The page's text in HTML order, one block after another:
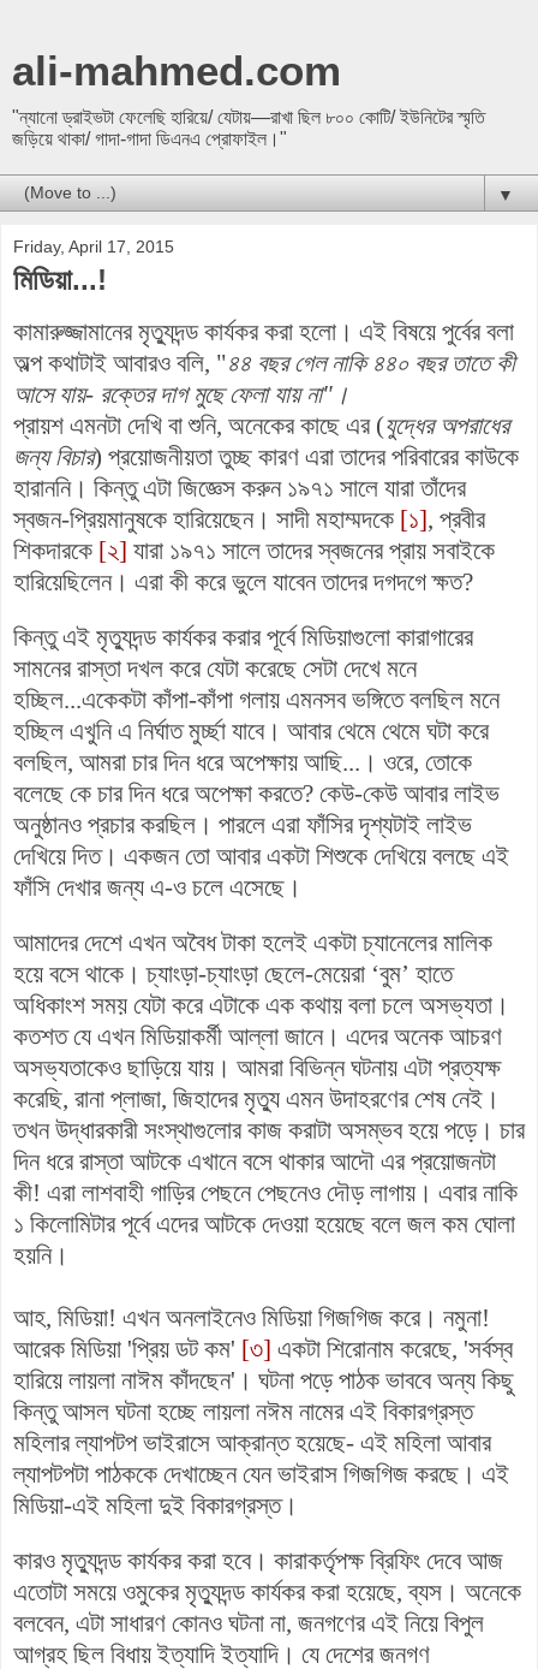
ali-mahmed.com
"ন্যানো ড্রাইভটা ফেলেছি হারিয়ে/ যেটায়—রাখা ছিল ৮০০ কোটি/ ইউনিটের স্মৃতি
জড়িয়ে থাকা/ গাদা-গাদা ডিএনএ প্রোফাইল।"
▼
Friday, April 17, 2015
মিডিয়া...!
কামারুজ্জামানের মৃত্যুদন্ড কার্যকর করা হলো। এই বিষয়ে পুর্বের বলা
অল্প কথাটাই আবারও বলি, "৪৪ বছর গেল নাকি ৪৪০ বছর তাতে কী
আসে যায়- রক্তের দাগ মুছে ফেলা যায় না"।
প্রায়শ এমনটা দেখি বা শুনি, অনেকের কাছে এর (যুদ্ধের অপরাধের
জন্য বিচার) প্রয়োজনীয়তা তুচ্ছ কারণ এরা তাদের পরিবারের কাউকে
হারাননি। কিন্তু এটা জিজ্ঞেস করুন ১৯৭১ সালে যারা তাঁদের
স্বজন-প্রিয়মানুষকে হারিয়েছেন। সাদী মহাম্মদকে [১], প্রবীর
শিকদারকে [২] যারা ১৯৭১ সালে তাদের স্বজনের প্রায় সবাইকে
হারিয়েছিলেন। এরা কী করে ভুলে যাবেন তাদের দগদগে ক্ষত?
কিন্তু এই মৃত্যুদন্ড কার্যকর করার পূর্বে মিডিয়াগুলো কারাগারের
সামনের রাস্তা দখল করে যেটা করেছে সেটা দেখে মনে
হচ্ছিল...একেকটা কাঁপা-কাঁপা গলায় এমনসব ভঙ্গিতে বলছিল মনে
হচ্ছিল এখুনি এ নির্ঘাত মুর্চ্ছা যাবে। আবার থেমে থেমে ঘটা করে
বলছিল, আমরা চার দিন ধরে অপেক্ষায় আছি...। ওরে, তোকে
বলেছে কে চার দিন ধরে অপেক্ষা করতে? কেউ-কেউ আবার লাইভ
অনুষ্ঠানও প্রচার করছিল। পারলে এরা ফাঁসির দৃশ্যটাই লাইভ
দেখিয়ে দিত। একজন তো আবার একটা শিশুকে দেখিয়ে বলছে এই
ফাঁসি দেখার জন্য এ-ও চলে এসেছে।
আমাদের দেশে এখন অবৈধ টাকা হলেই একটা চ্যানেলের মালিক
হয়ে বসে থাকে। চ্যাংড়া-চ্যাংড়া ছেলে-মেয়েরা ‘বুম’ হাতে
অধিকাংশ সময় যেটা করে এটাকে এক কথায় বলা চলে অসভ্যতা।
কতশত যে এখন মিডিয়াকর্মী আল্লা জানে। এদের অনেক আচরণ
অসভ্যতাকেও ছাড়িয়ে যায়। আমরা বিভিন্ন ঘটনায় এটা প্রত্যক্ষ
করেছি, রানা প্লাজা, জিহাদের মৃত্যু এমন উদাহরণের শেষ নেই।
তখন উদ্ধারকারী সংস্থাগুলোর কাজ করাটা অসম্ভব হয়ে পড়ে। চার
দিন ধরে রাস্তা আটকে এখানে বসে থাকার আদৌ এর প্রয়োজনটা
কী! এরা লাশবাহী গাড়ির পেছনে পেছনেও দৌড় লাগায়। এবার নাকি
১ কিলোমিটার পূর্বে এদের আটকে দেওয়া হয়েছে বলে জল কম ঘোলা
হয়নি।
আহ, মিডিয়া! এখন অনলাইনেও মিডিয়া গিজগিজ করে। নমুনা!
আরেক মিডিয়া 'প্রিয় ডট কম' [৩] একটা শিরোনাম করেছে, 'সর্বস্ব
হারিয়ে লায়লা নাঈম কাঁদছেন'। ঘটনা পড়ে পাঠক ভাববে অন্য কিছু
কিন্তু আসল ঘটনা হচ্ছে লায়লা নঈম নামের এই বিকারগ্রস্ত
মহিলার ল্যাপটপ ভাইরাসে আক্রান্ত হয়েছে- এই মহিলা আবার
ল্যাপটপটা পাঠককে দেখাচ্ছেন যেন ভাইরাস গিজগিজ করছে। এই
মিডিয়া-এই মহিলা দুই বিকারগ্রস্ত।
কারও মৃত্যুদন্ড কার্যকর করা হবে। কারাকর্তৃপক্ষ ব্রিফিং দেবে আজ
এতোটা সময়ে ওমুকের মৃত্যুদন্ড কার্যকর করা হয়েছে, ব্যস। অনেকে
বলবেন, এটা সাধারণ কোনও ঘটনা না, জনগণের এই নিয়ে বিপুল
আগ্রহ ছিল বিধায় ইত্যাদি ইত্যাদি। যে দেশের জনগণ